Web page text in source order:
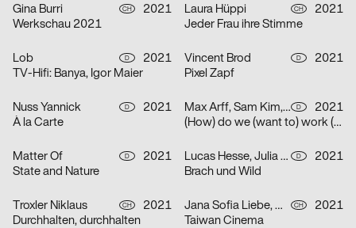
Gina Burri CH
2021
Werkschau 2021
Laura Hüppi CH
2021
Jeder Frau ihre Stimme
Lob D
2021
TV-Hifi: Banya, Igor Maier
Vincent Brod D
2021
Pixel Zapf
Nuss Yannick D
2021
À la Carte
Max Arff, Sam Kim, Dokho Shin D
2021
(How) do we (want to) work (together) (as (socially engaged) designers (students and neighbors)) (in neoliberal times)?
Matter Of D
2021
State and Nature
Lucas Hesse, Julia Löffler D
2021
Brach und Wild
Troxler Niklaus CH
2021
Durchhalten, durchhalten
Jana Sofia Liebe, Wetli Tanaka Minami CH
2021
Taiwan Cinema